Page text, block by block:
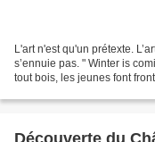
L'art n'est qu'un prétexte.
s’ennuie pas. " Winter is
tout bois, les jeunes font
Découverte du